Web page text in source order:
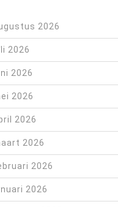
2026
2026
2026
2026
2026
2026
2026
2026